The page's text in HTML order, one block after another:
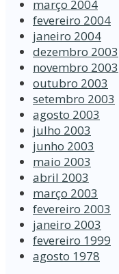
março 2004
fevereiro 2004
janeiro 2004
dezembro 2003
novembro 2003
outubro 2003
setembro 2003
agosto 2003
julho 2003
junho 2003
maio 2003
abril 2003
março 2003
fevereiro 2003
janeiro 2003
fevereiro 1999
agosto 1978